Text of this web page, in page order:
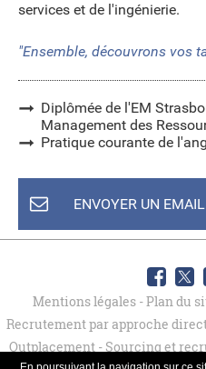
services et de l'ingénierie.
"Ensemble, découvrons vos
Diplômée de l'EM
Management des
Pratique courante de
ENVOYER UN EMAIL
Mentions légales-Plan du
Recrutement par approche
Outplacement- Sourcing et